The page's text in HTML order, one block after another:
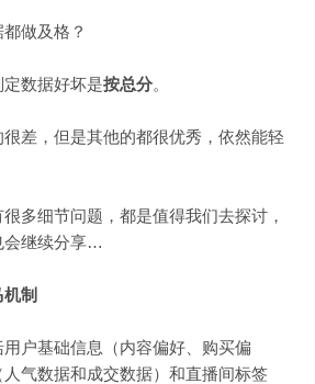
做及格？
数据好坏是按总分。
，但是其他的都很优秀，依然能轻
细节问题，都是值得我们去探讨，
会继续分享…
制
基础信息（内容偏好、购买偏
气数据和成交数据）和直播间标签